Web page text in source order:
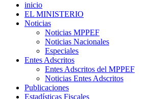
inicio
EL MINISTERIO
Noticias
Noticias MPPEF
Noticias Nacionales
Especiales
Entes Adscritos
Entes Adscritos del MPPEF
Noticias Entes Adscritos
Publicaciones
Estadísticas Fiscales